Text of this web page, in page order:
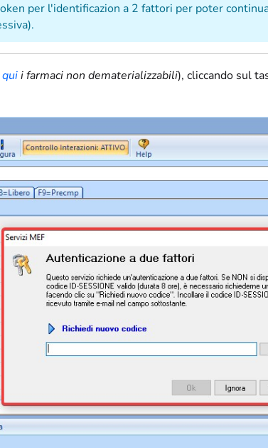
per l'identificazion a 2 fattori per poter
quii farmaci non dematerializzabili), cliccando sul